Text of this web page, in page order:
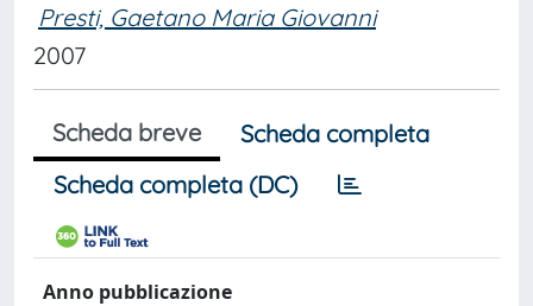
Presti, Gaetano Maria Giovanni
2007
Scheda breve
Scheda completa
Scheda completa (DC)
Anno pubblicazione